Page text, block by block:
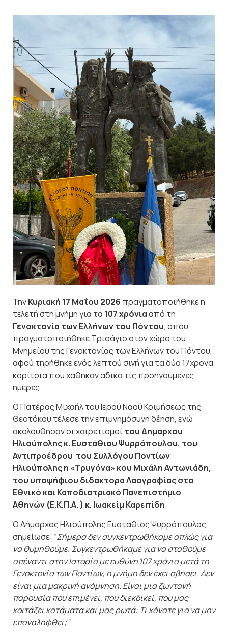
ΤηνΚυριακή 17 Μαΐου 2026 πραγματοποιήθηκε η
τελετή στη μνήμη για τα 107 χρόνιααπό τη
Γενοκτονία των Ελλήνων του Πόντου, όπου
πραγματοποιήθηκε Τρισάγιο στον χώρο του
Μνημείου της Γενοκτονίας των Ελλήνων του Πόντου,
αφού τηρήθηκε ενός λεπτού σιγή για τα δύο 17χρονα
κορίτσια που χάθηκαν άδικα τις προηγούμενες
ημέρες.
Ο Πατέρας Μιχαήλ του Ιερού Ναού Κοιμήσεως της
Θεοτόκου τέλεσε την επιμνημόσυνη δέηση, ενώ
ακολούθησαν οι χαιρετισμοίτου Δημάρχου
Ηλιούπολης κ. Ευστάθιου Ψυρρόπουλου, του
Αντιπροέδρου του Συλλόγου Ποντίων
Ηλιούπολης η «Τρυγόνα» κου Μιχάλη Αντωνιάδη,
του υποψήφιου διδάκτορα Λαογραφίας στο
Εθνικό και Καποδιστριακό Πανεπιστήμιο
Αθηνών (Ε.Κ.Π.Α. ) κ. Ιωακείμ Καρεπίδη.
Ο Δήμαρχος Ηλιούπολης Ευστάθιος Ψυρρόπουλος
σημείωσε: “Σήμερα δεν συγκεντρωθήκαμε απλώς για
να θυμηθούμε. Συγκεντρωθήκαμε για να σταθούμε
απέναντι στην Ιστορία με ευθύνη.107 χρόνια μετά τη
Γενοκτονία των Ποντίων, η μνήμη δεν έχει σβήσει. Δεν
είναι μια μακρινή ανάμνηση. Είναι μια ζωντανή
παρουσία που επιμένει, που διεκδικεί, που μας
κοιτάζει κατάματα και μας ρωτά: Τι κάνατε για να μην
επαναληφθεί;”